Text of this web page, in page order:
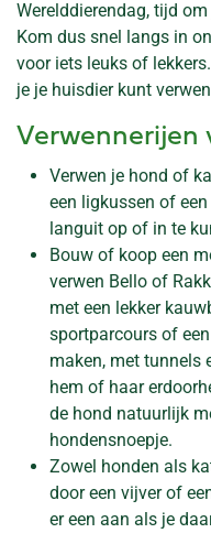
Werelddierendag, tijd
Kom dus snel langs in
voor iets leuks of
je je huisdier kunt
Verwennerijen
Verwen je hond of
een ligkussen of
languit op of in te
Bouw of koop een
verwen Bello of
met een lekker
sportparcours of
maken, met tunnels
hem of haar
de hond natuurlijk
hondensnoepje.
Zowel honden als
door een vijver of
er een aan als je